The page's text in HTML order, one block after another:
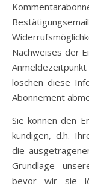
Nachweises der
löschen diese
Abonnement
Sie können den
kündigen, d.h.
die
Grundlage
bevor wir sie